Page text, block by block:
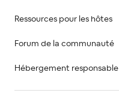
Ressources pour les hôtes
Forum de la communauté
Hébergement responsable